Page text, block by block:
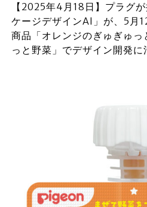
【2025年4月18日】プラグ
ケージデザインAI」が、5月
商品「オレンジのぎゅぎゅ
っと野菜」でデザイン開発に